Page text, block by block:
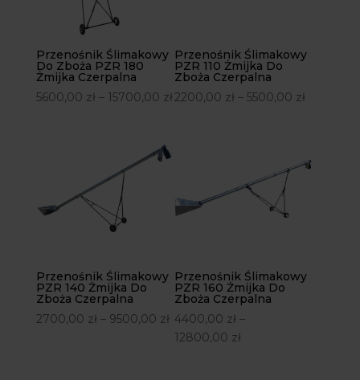
Przenośnik Ślimakowy
Do Zboża PZR 180
Żmijka Czerpalna
5600,00 zł – 15700,00 zł
Przenośnik Ślimakowy
PZR 110 Żmijka Do
Zboża Czerpalna
2200,00 zł – 5500,00 zł
Przenośnik Ślimakowy
PZR 140 Żmijka Do
Zboża Czerpalna
2700,00 zł – 9500,00 zł
Przenośnik Ślimakowy
PZR 160 Żmijka Do
Zboża Czerpalna
4400,00 zł –
12800,00 zł